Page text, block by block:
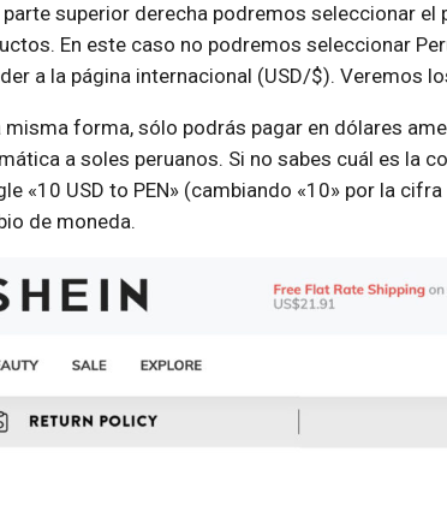
parte superior derecha podremos seleccionar
En este caso no podremos seleccionar
a la página internacional (USD/$). Veremos
misma forma, sólo podrás pagar en dólares
a soles peruanos. Si no sabes cuál es la
«10 USD to PEN» (cambiando «10» por la
de moneda.